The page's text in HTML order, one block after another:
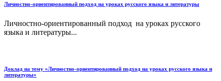
Личностно-ориентированный подход на уроках русского языка и литературы
Личностно-ориентированный подход на уроках русского
языка и литературы...
Доклад на тему «Личностно-ориентированный подход на уроках русского языка и
литературы»